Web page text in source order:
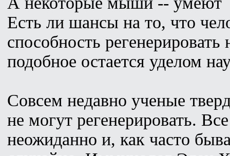
Есть ли шансы на то, что
способность
подобное остается уделом
Совсем недавно ученые
не могут регенерировать.
неожиданно и, как часто